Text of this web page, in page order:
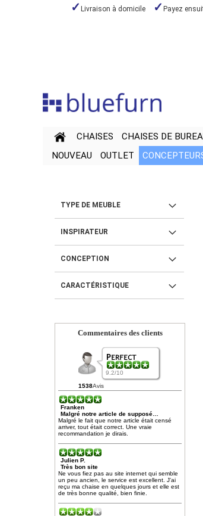
Livraison à domicile Payez
CHAISES CHAISES DE
NOUVEAU
OUTLET
TYPE DE MEUBLE
INSPIRATEUR
CONCEPTION
CARACTÉRISTIQUE
Commentaires des clients
9.2/10
1538Avis
Franken
Malgré notre article de supposé…
Malgré le fait que notre article était censé
arriver, tout était correct. Une vraie
recommandation je dirais.
Julien P.
Très bon site
Ne vous fiez pas au site internet qui semble
un peu ancien, le service est excellent. J'ai
reçu ma chaise en quelques jours et elle est
de très bonne qualité, bien finie.